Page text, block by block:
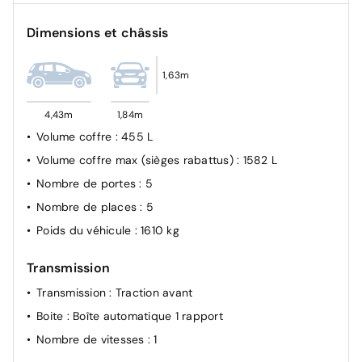
Feux de détresse à déclenchement automatique
Feux de route adaptatifs
Frein à main électrique avec aide au
stationnement/démarrage et fonction Autohold
Freinage d'urgence intelligent avec détection piétons,
cyclistes et intersections
Limiteur de vitesse
NBAS (amplificateur de freinage d'urgence)
Points d'ancrage pour sièges enfants ISOFIX à l'AR (x2)
Prise 12V dans le coffre
Prévention de franchissement de ligne intelligent
Radars de stationnement AR
Radars de stationnement AV
Dimensions et châssis
4,43m 1,84m
1,63m
Volume coffre : 455 L
Volume coffre max (sièges rabattus) : 1582 L
Nombre de portes: 5
Nombre de places: 5
Poids du véhicule : 1610 kg
Transmission
Transmission: Traction avant
Boite : Boîte automatique 1 rapport
Nombre de vitesses : 1